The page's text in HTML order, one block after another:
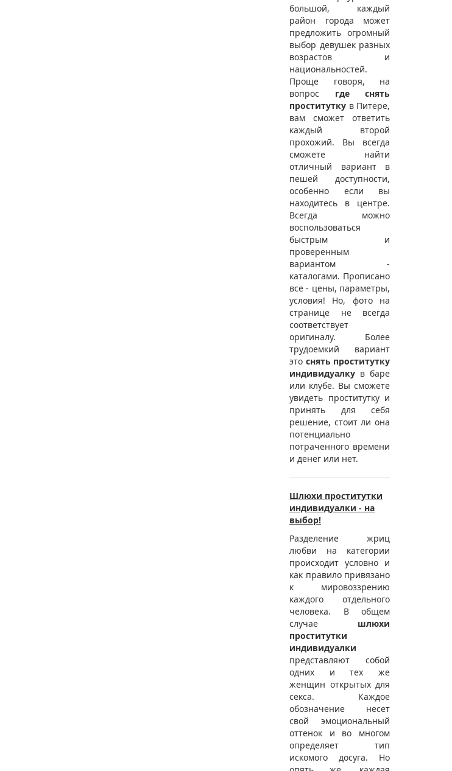
большой, каждый
район города может
предложить огромный
выбор девушек разных
возрастов и
национальностей.
Проще говоря, на
вопрос где снять
проститутку в Питере,
вам сможет ответить
каждый второй
прохожий. Вы всегда
сможете найти
отличный вариант в
пешей доступности,
особенно если вы
находитесь в центре.
Всегда можно
воспользоваться
быстрым и
проверенным
вариантом -
каталогами. Прописано
все - цены, параметры,
условия! Но, фото на
странице не всегда
соответствует
оригиналу. Более
трудоемкий вариант
это снять проститутку
индивидуалку в баре
или клубе. Вы сможете
увидеть проститутку и
принять для себя
решение, стоит ли она
потенциально
потраченного времени
и денег или нет.
Шлюхи проститутки
индивидуалки - на
выбор!
Разделение жриц
любви на категории
происходит условно и
как правило привязано
к мировоззрению
каждого отдельного
человека. В общем
случае шлюхи
проститутки
индивидуалки
представляют собой
одних и тех же
женщин открытых для
секса. Каждое
обозначение несет
свой эмоциональный
оттенок и во многом
определяет тип
искомого досуга. Но